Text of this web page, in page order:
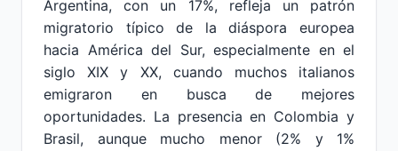
Argentina, con un 17%, refleja un patrón
migratorio típico de la diáspora europea
hacia América del Sur, especialmente en el
siglo XIX y XX, cuando muchos italianos
emigraron en busca de mejores
oportunidades. La presencia en Colombia y
Brasil, aunque mucho menor (2% y 1%